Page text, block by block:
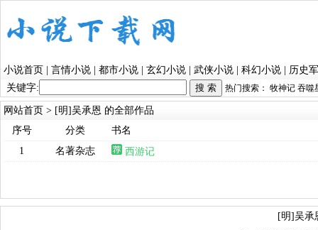
小说首页 言情小说 都市小说 玄幻小说 武侠小说 科幻小说
历史
关键字:
热门搜索： 牧神记 吞噬
网站首页 > [明]吴承恩 的全部作品
序号
分类
书名
1
名著杂志 西游记
[明]吴承